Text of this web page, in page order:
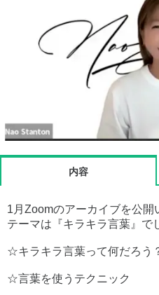
内容
1月Zoomのアーカイブを公開
テーマは『キラキラ言葉』で
☆キラキラ言葉って何だろう
☆言葉を使うテクニック